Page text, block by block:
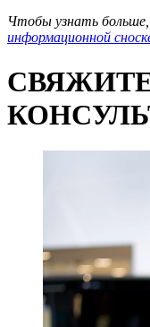
Чтобы узнать
информационной